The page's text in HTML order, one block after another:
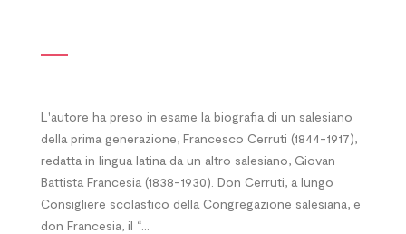
L'autore ha preso in esame la biografia di un salesiano
della prima generazione, Francesco Cerruti (1844-1917),
redatta in lingua latina da un altro salesiano, Giovan
Battista Francesia (1838-1930). Don Cerruti, a lungo
Consigliere scolastico della Congregazione salesiana, e
don Francesia, il “...